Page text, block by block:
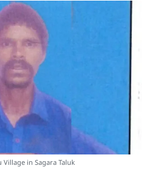
a
r
e
in Sagara Taluk